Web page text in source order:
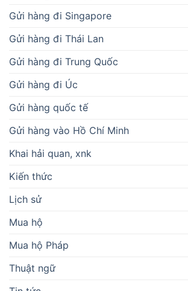
Gửi hàng đi Singapore
Gửi hàng đi Thái Lan
Gửi hàng đi Trung Quốc
Gửi hàng đi Úc
Gửi hàng quốc tế
Gửi hàng vào Hồ Chí Minh
Khai hải quan, xnk
Kiến thức
Lịch sử
Mua hộ
Mua hộ Pháp
Thuật ngữ